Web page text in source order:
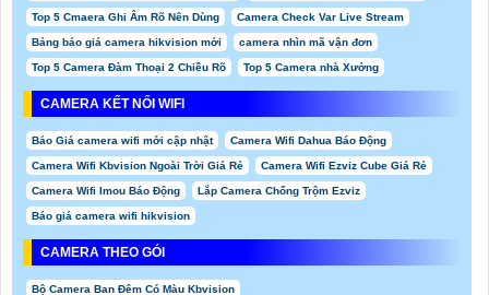
Top 5 Cmaera Ghi Âm Rõ Nên Dùng Camera Check Var Live Stream
Bảng báo giá camera hikvision mới camera nhìn mã vận đơn
Top 5 Camera Đàm Thoại 2 Chiều Rõ Top 5 Camera nhà Xưởng
CAMERA KẾT NỐI WIFI
Báo Giá camera wifi mới cập nhật Camera Wifi Dahua Báo Động
Camera Wifi Kbvision Ngoài Trời Giá Rẻ Camera Wifi Ezviz Cube Giá Rẻ
Camera Wifi Imou Báo Động Lắp Camera Chống Trộm Ezviz
Báo giá camera wifi hikvision
CAMERA THEO GÓI
Bộ Camera Ban Đêm Có Màu Kbvision